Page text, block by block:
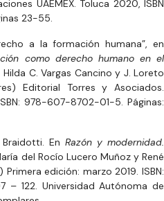
UAEMEX. Toluca 2020, ISBN
23-55.
a la formación humana”, en
como derecho humano en el
Hilda C. Vargas Cancino y J. Loreto
Editorial Torres y Asociados.
978-607-8702-01-5. Páginas:
En Razón y modernidad.
del Rocío Lucero Muñoz y René
edición: marzo 2019. ISBN:
– 122. Universidad Autónoma de